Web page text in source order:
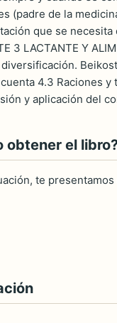
(padre de la
que se necesita
3 LACTANTE Y
4.3 Raciones y
y aplicación del
obtener el
te